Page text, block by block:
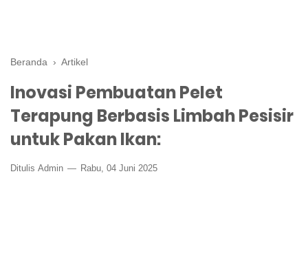
Beranda › Artikel
Inovasi Pembuatan Pelet
Terapung Berbasis Limbah Pesisir
untuk Pakan Ikan:
Ditulis Admin Rabu, 04 Juni 2025